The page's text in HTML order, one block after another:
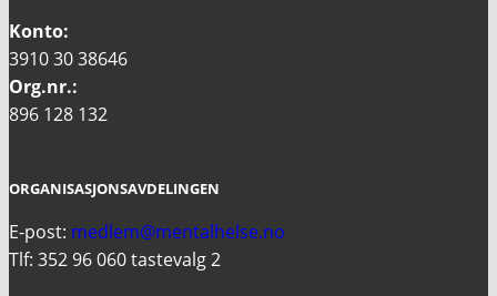
Konto:
3910 30 38646
Org.nr.:
896 128 132
ORGANISASJONSAVDELINGEN
E-post: medlem@mentalhelse.no
Tlf: 352 96 060 tastevalg 2